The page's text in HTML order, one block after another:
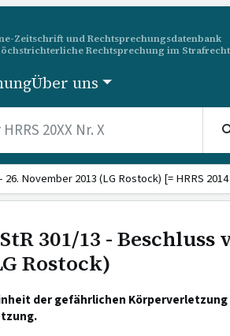
Zeitschrift und Rechtsprechungsdatenbank
Rechtsprechung im Strafrecht
Über uns
26. November 2013 (LG Rostock) [= HRRS
301/13 -
Rostock)
der gefährlichen